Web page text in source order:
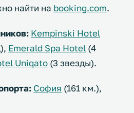
найти на booking.com.
Kempinski Hotel
Emerald Spa Hotel (4
Uniqato (3 звезды).
София (161 км.),